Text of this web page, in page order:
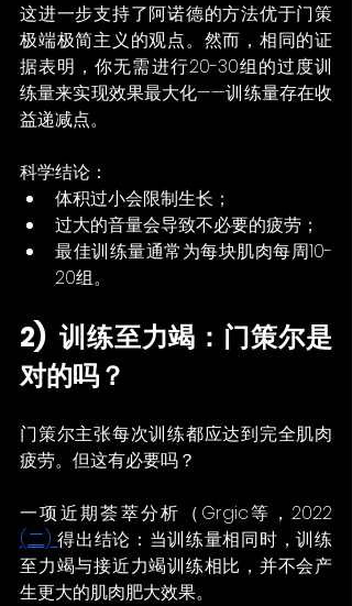
这进一步支持了阿诺德的方法优于门策
极端极简主义的观点。然而，相同的证
据表明，你无需进行20-30组的过度训
练量来实现效果最大化——训练量存在收
益递减点。
科学结论：
体积过小会限制生长；
过大的音量会导致不必要的疲劳；
最佳训练量通常为每块肌肉每周10-
20组。
2)  训练至力竭：门策尔是
对的吗？
门策尔主张每次训练都应达到完全肌肉
疲劳。但这有必要吗？
(二) 得出结论：当训练量相同时，训练
至力竭与接近力竭训练相比，并不会产
生更大的肌肉肥大效果。